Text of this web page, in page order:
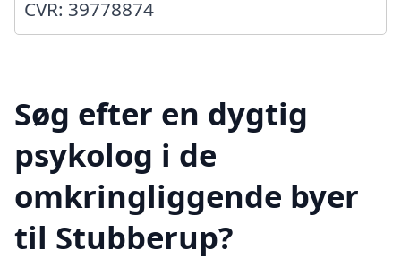
CVR: 39778874
Søg efter en dygtig
psykolog i de
omkringliggende byer
til Stubberup?